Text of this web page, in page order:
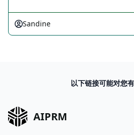
Sandine
以下链接可能对您
AIPRM